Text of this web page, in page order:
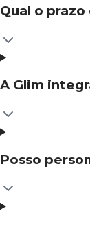
Qual o
A Glim
Posso